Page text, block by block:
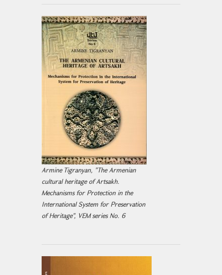
Armine Tigranyan, "The Armenian
cultural heritage of Artsakh.
Mechanisms for Protection in the
International System for Preservation
of Heritage", VEM series No. 6